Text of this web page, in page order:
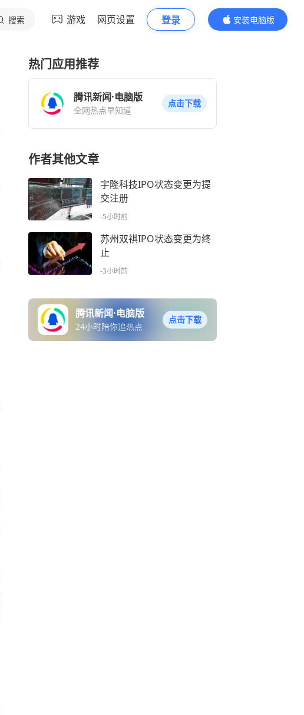
搜索 游戏 网页设置 登录
安装电脑版
内容更精彩
热门应用推荐
腾讯新闻·电脑版
全网热点早知道
点击下载
作者其他文章
宇隆科技IPO状态变更为提
交注册
-5小时前
苏州双祺IPO状态变更为终
止
-3小时前
腾讯新闻·电脑版
24小时陪你追热点
点击下载